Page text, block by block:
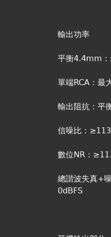
輸出功率
平衡4.4mm
單端RCA：最
輸出阻抗：
信噪比：
數位NR：
總諧波失真+
0dBFS